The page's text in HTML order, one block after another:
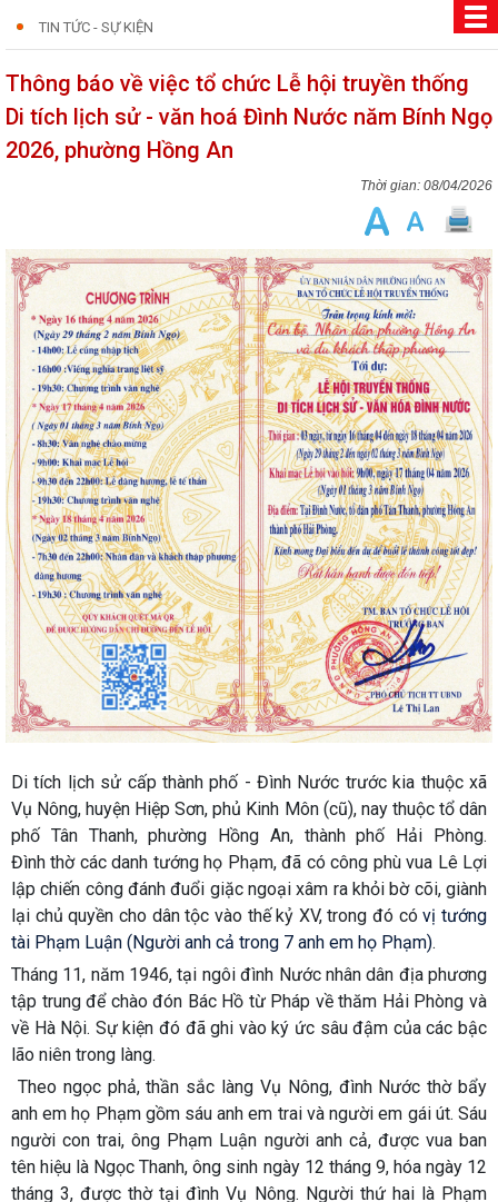
TIN TỨC - SỰ KIỆN
Thông báo về việc tổ chức Lễ hội truyền thống
Di tích lịch sử - văn hoá Đình Nước năm Bính Ngọ
2026, phường Hồng An
08/04/2026
Di tích lịch sử cấp thành phố - Đình Nước trước kia thuộc xã
Vụ Nông, huyện Hiệp Sơn, phủ Kinh Môn (cũ), nay thuộc tổ dân
phố Tân Thanh, phường Hồng An, thành phố Hải Phòng.
Đìnhthờ các danh tướng họ Phạm, đã có công phù vua Lê Lợi
lập chiến công đánh đuổi giặc ngoại xâm ra khỏi bờ cõi, giành
lại chủ quyền cho dân tộc vào thế kỷ XV, trong đó cóvị tướng
tài Phạm Luận (Người anh cả trong 7 anh em họ Phạm).
Tháng 11, năm 1946, tại ngôi đình Nước nhân dân địa phương
tập trung để chào đón Bác Hồ từ Pháp về thăm Hải Phòng và
về Hà Nội. Sự kiện đó đã ghi vào ký ức sâu đậm của các bậc
lão niên trong làng.
Theo ngọc phả, thần sắc làng Vụ Nông, đình Nước thờ bẩy
anh em họ Phạm gồm sáu anh em trai và người em gái út. Sáu
người con trai, ông Phạm Luận người anh cả, được vua ban
tên hiệu là Ngọc Thanh, ông sinh ngày 12 tháng 9, hóa ngày 12
tháng 3, được thờ tại đình Vụ Nông. Người thứ hai là Phạm